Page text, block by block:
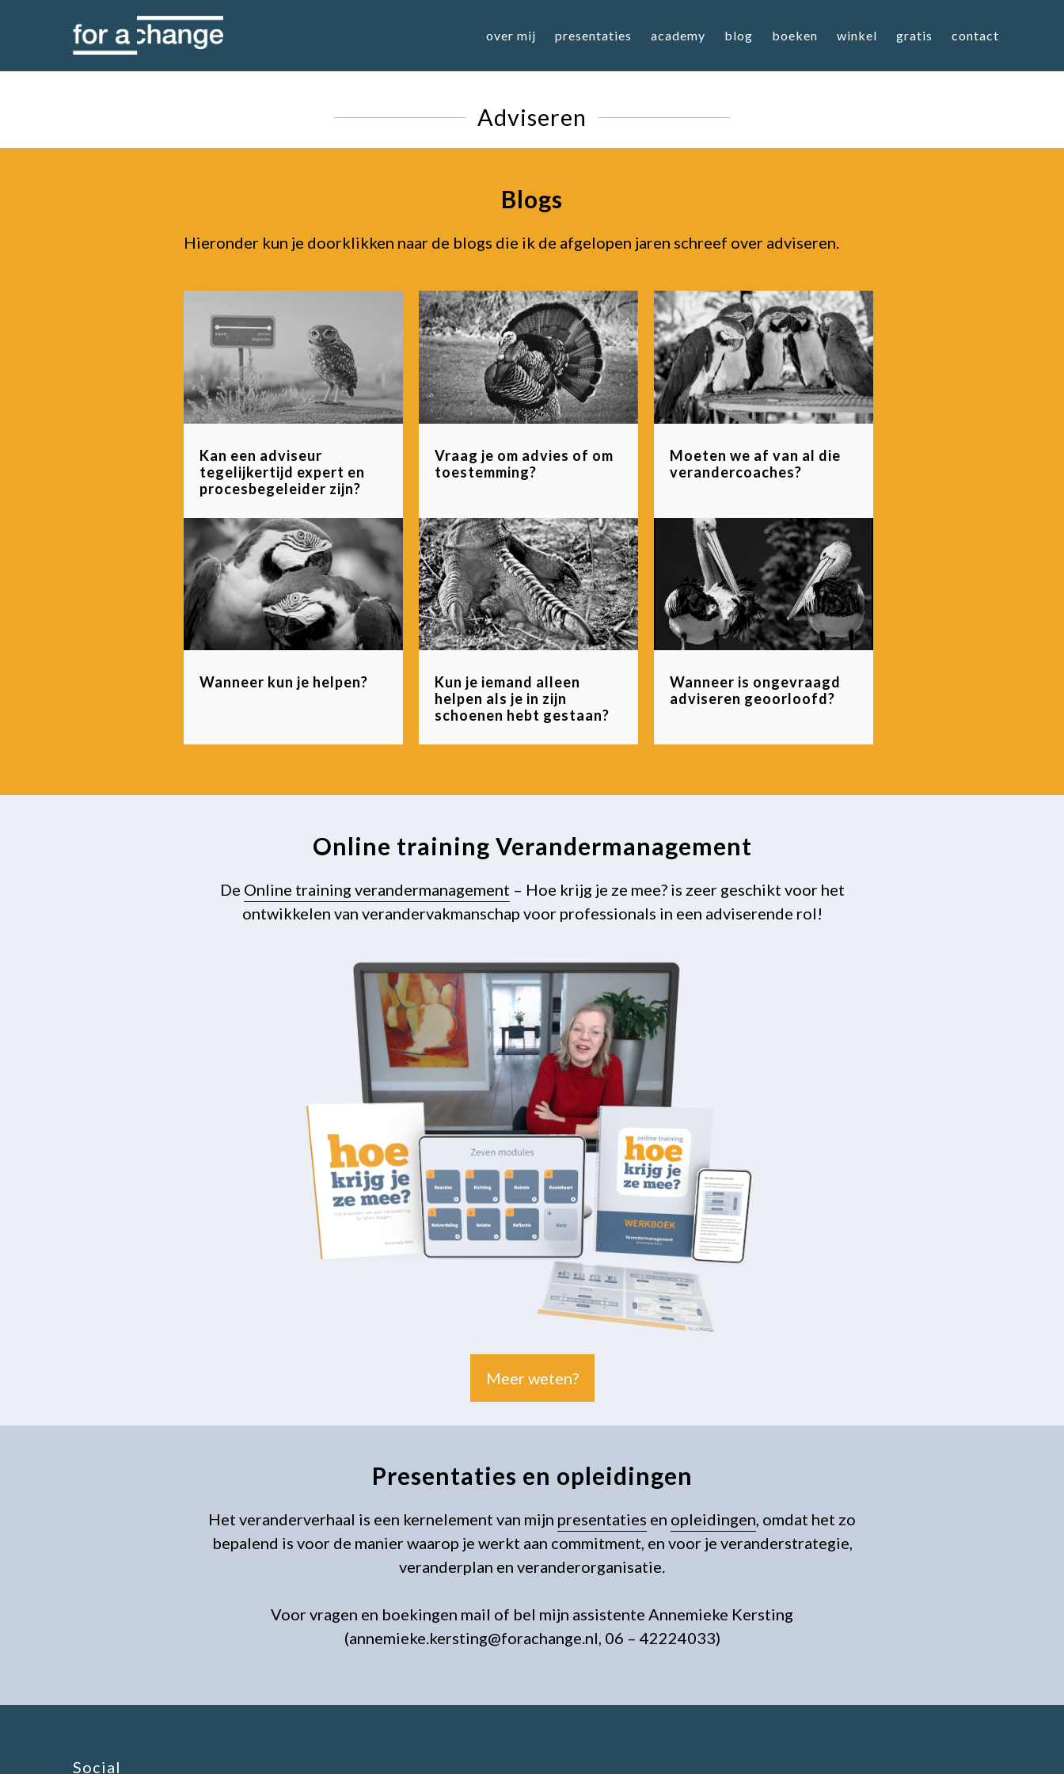
over mij presentaties academy blog boeken winkel gratis contact
Adviseren
Blogs
Hieronder kun je doorklikken naar de blogs die ik de afgelopen jaren schreef over adviseren.
Kan een adviseur
tegelijkertijd expert en
procesbegeleider zijn?
Vraag je om advies of om
toestemming?
Moeten we af van al die
verandercoaches?
Wanneer kun je helpen?
Kun je iemand alleen
helpen als je in zijn
schoenen hebt gestaan?
Wanneer is ongevraagd
adviseren geoorloofd?
Online training Verandermanagement
De Online training verandermanagement – Hoe krijg je ze mee? is zeer geschikt voor het
ontwikkelen van verandervakmanschap voor professionals in een adviserende rol!
Meer weten?
Presentaties en opleidingen
Het veranderverhaal is een kernelement van mijn presentaties en opleidingen, omdat het zo
bepalend is voor de manier waarop je werkt aan commitment, en voor je veranderstrategie,
veranderplan en veranderorganisatie.
Voor vragen en boekingen mail of bel mijn assistente Annemieke Kersting
(annemieke.kersting@forachange.nl, 06 – 42224033)
Social